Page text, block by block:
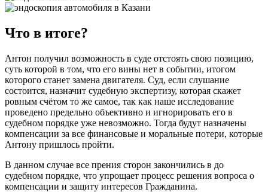
Что в итоге?
Антон получил возможность в суде отстоять свою позицию,
суть которой в том, что его вины нет в событии, итогом
которого станет замена двигателя. Суд, если слушание
состоится, назначит судебную экспертизу, которая скажет
ровным счётом то же самое, так как наше исследование
проведено предельно объективно и игнорировать его в
судебном порядке уже невозможно. Тогда будут назначены
компенсации за все финансовые и моральные потери, которые
Антону пришлось пройти.
В данном случае все прения сторон закончились в до
судебном порядке, что упрощает процесс решения вопроса о
компенсации и защиту интересов Гражданина.